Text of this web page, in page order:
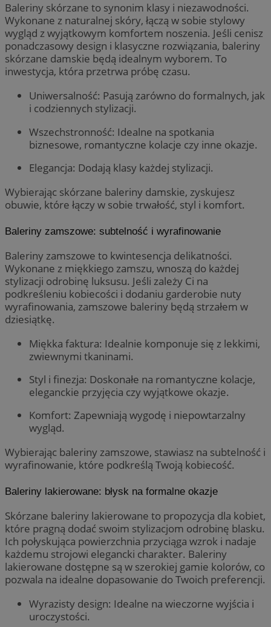
Baleriny skórzane to synonim klasy i niezawodności.
Wykonane z naturalnej skóry, łączą w sobie stylowy
wygląd z wyjątkowym komfortem noszenia. Jeśli cenisz
ponadczasowy design i klasyczne rozwiązania, baleriny
skórzane damskie będą idealnym wyborem. To
inwestycja, która przetrwa próbę czasu.
Uniwersalność: Pasują zarówno do formalnych, jak
i codziennych stylizacji.
Wszechstronność: Idealne na spotkania
biznesowe, romantyczne kolacje czy inne okazje.
Elegancja: Dodają klasy każdej stylizacji.
Wybierając skórzane baleriny damskie, zyskujesz
obuwie, które łączy w sobie trwałość, styl i komfort.
Baleriny zamszowe: subtelność i wyrafinowanie
Baleriny zamszowe to kwintesencja delikatności.
Wykonane z miękkiego zamszu, wnoszą do każdej
stylizacji odrobinę luksusu. Jeśli zależy Ci na
podkreśleniu kobiecości i dodaniu garderobie nuty
wyrafinowania, zamszowe baleriny będą strzałem w
dziesiątkę.
Miękka faktura: Idealnie komponuje się z lekkimi,
zwiewnymi tkaninami.
Styl i finezja: Doskonałe na romantyczne kolacje,
eleganckie przyjęcia czy wyjątkowe okazje.
Komfort: Zapewniają wygodę i niepowtarzalny
wygląd.
Wybierając baleriny zamszowe, stawiasz na subtelność i
wyrafinowanie, które podkreślą Twoją kobiecość.
Baleriny lakierowane: błysk na formalne okazje
Skórzane baleriny lakierowane to propozycja dla kobiet,
które pragną dodać swoim stylizacjom odrobinę blasku.
Ich połyskująca powierzchnia przyciąga wzrok i nadaje
każdemu strojowi elegancki charakter. Baleriny
lakierowane dostępne są w szerokiej gamie kolorów, co
pozwala na idealne dopasowanie do Twoich preferencji.
Wyrazisty design: Idealne na wieczorne wyjścia i
uroczystości.